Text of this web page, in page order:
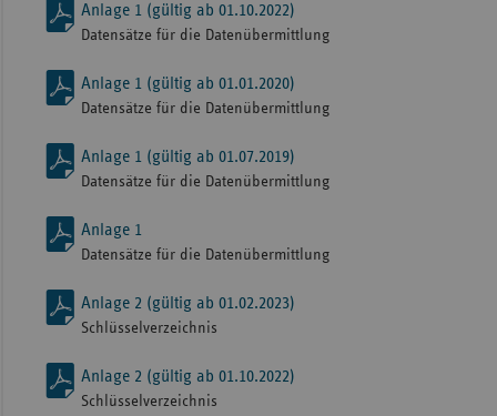
Anlage 1 (gültig ab 01.10.2022)
Datensätze für die Datenübermittlung
Anlage 1 (gültig ab 01.01.2020)
Datensätze für die Datenübermittlung
Anlage 1 (gültig ab 01.07.2019)
Datensätze für die Datenübermittlung
Anlage 1
Datensätze für die Datenübermittlung
Anlage 2 (gültig ab 01.02.2023)
Schlüsselverzeichnis
Anlage 2 (gültig ab 01.10.2022)
Schlüsselverzeichnis